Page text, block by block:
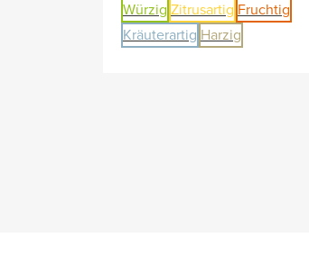
Würzig Zitrusartig Fruchtig
Kräuterartig Harzig